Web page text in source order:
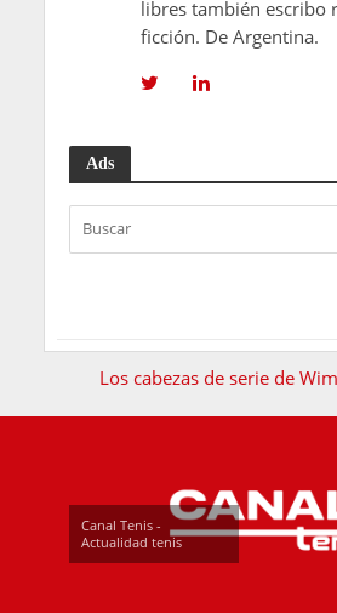
libres también escribo
ficción. De Argentina.
Ads
Los cabezas de serie de
Canal Tenis -
Actualidad tenis